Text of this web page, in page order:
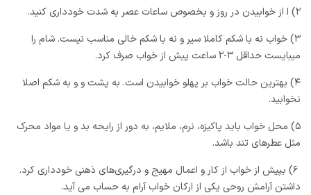
۲) ﺍ ﺍﺯ ﺧﻮﺍﺑﯿﺪﻥ ﺩﺭ ﺭﻭﺯ ﻭ ﺑﺨﺼﻮﺹ ﺳﺎﻋﺎﺕ ﻋﺼﺮ ﺑﻪ ﺷﺪﺕ ﺧﻮﺩﺩﺍﺭﯼ ﮐﻨﯿﺪ.
۳) ﺧﻮﺍﺏ ﻧﻪ ﺑﺎ ﺷﮑﻢ ﮐﺎﻣﻼ‌ ﺳﯿﺮ ﻭ ﻧﻪ ﺑﺎ ﺷﮑﻢ ﺧﺎﻟﯽ ﻣﻨﺎﺳﺐ ﻧﯿﺴﺖ. ﺷﺎﻡ ﺭﺍ
ﻣﯿﺒﺎﯾﺴﺖ ﺣﺪﺍﻗﻞ ۳-۲ ﺳﺎﻋﺖ ﭘﯿﺶ ﺍﺯ ﺧﻮﺍﺏ ﺻﺮﻑ ﮐﺮﺩ.
۴) ﺑﻬﺘﺮﯾﻦ ﺣﺎﻟﺖ ﺧﻮﺍﺏ ﺑﺮ ﭘﻬﻠﻮ ﺧﻮﺍﺑﯿﺪﻥ ﺍﺳﺖ. ﺑﻪ ﭘﺸﺖ ﻭ ﻭ ﺑﻪ ﺷﮑﻢ ﺍﺻﻼ‌
ﻧﺨﻮﺍﺑﯿﺪ.
۵) ﻣﺤﻞ ﺧﻮﺍﺏ ﺑﺎﯾﺪ ﭘﺎﮐﯿﺰﻩ، ﻧﺮﻡ، ﻣﻼ‌ﯾﻢ، ﺑﻪ ﺩﻭﺭ ﺍﺯ ﺭﺍﯾﺤﻪ ﺑﺪ ﻭ ﯾﺎ ﻣﻮﺍﺩ ﻣﺤﺮﮎ
ﻣﺜﻞ ﻋﻄﺮﻫﺎﯼ ﺗﻨﺪ ﺑﺎﺷﺪ.
۶) ﺑﭙﯿﺶ ﺍﺯ ﺧﻮﺍﺏ ﺍﺯ ﮐﺎﺭ ﻭ ﺍﻋﻤﺎﻝ ﻣﻬﯿﺞ ﻭ ﺩﺭﮔﯿﺮﯼ‌ﻫﺎﯼ ﺫﻫﻨﯽ ﺧﻮﺩﺩﺍﺭﯼ ﮐﺮﺩ.
ﺩﺍﺷﺘﻦ ﺁﺭﺍﻣﺶ ﺭﻭﺣﯽ ﯾﮑﯽ ﺍﺯ ﺍﺭﮐﺎﻥ ﺧﻮﺍﺏ ﺁﺭﺍﻡ ﺑﻪ ﺣﺴﺎﺏ ﻣﯽ ﺁﯾﺪ.